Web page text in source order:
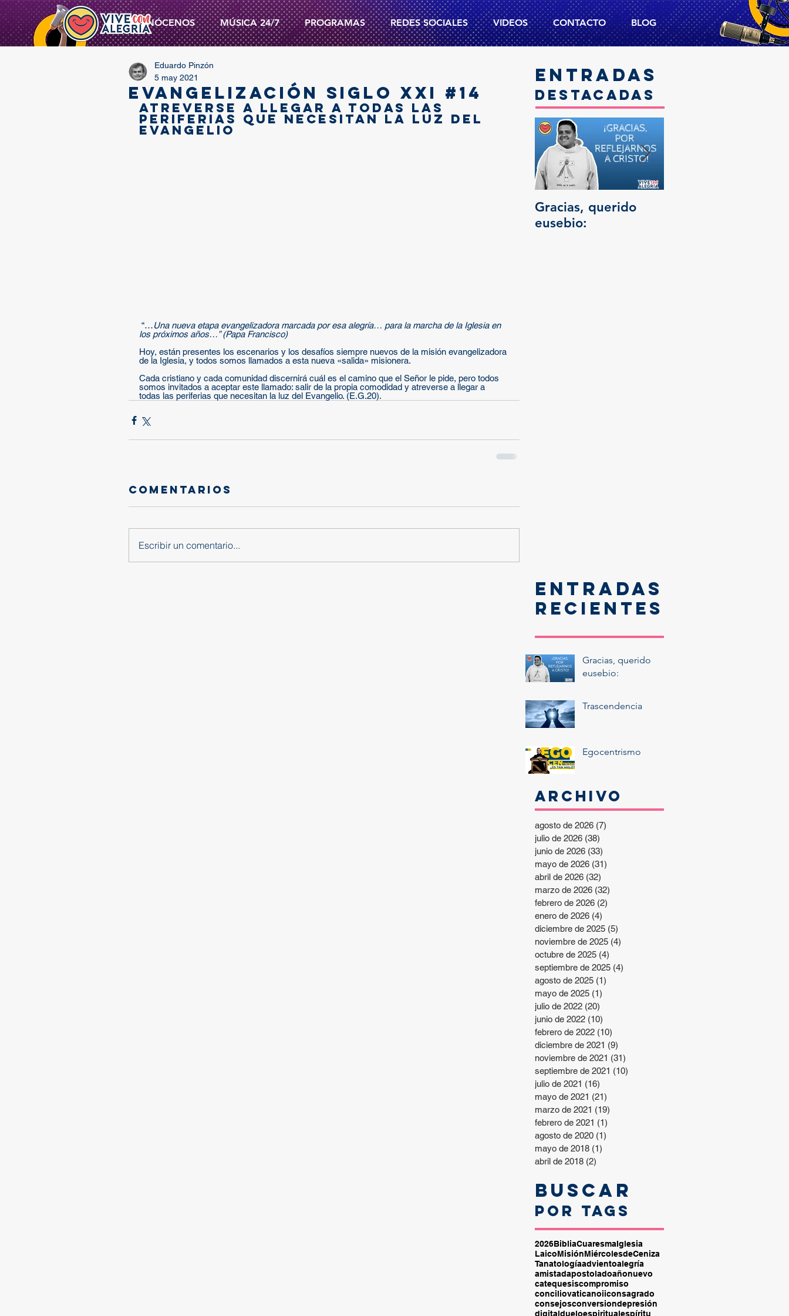
CONÓCENOS MÚSICA 24/7 PROGRAMAS REDES SOCIALES VIDEOS CONTACTO BLOG
EVANGELIZACIÓN SIGLO XXI #14
Eduardo Pinzón
5 may 2021
Atreverse a llegar a todas las
periferias que necesitan la luz del
Evangelio
“…Una nueva etapa evangelizadora marcada por esa alegría… para la marcha de la Iglesia en
los próximos años…” (Papa Francisco)
Hoy, están presentes los escenarios y los desafíos siempre nuevos de la misión evangelizadora
de la Iglesia, y todos somos llamados a esta nueva «salida» misionera.
Cada cristiano y cada comunidad discernirá cuál es el camino que el Señor le pide, pero todos
somos invitados a aceptar este llamado: salir de la propia comodidad y atreverse a llegar a
todas las periferias que necesitan la luz del Evangelio. (E.G.20).
Comentarios
Escribir un comentario...
Entradas
destacadas
Gracias, querido
eusebio:
Entradas
recientes
Gracias, querido
eusebio:
Trascendencia
Egocentrismo
Archivo
agosto de 2026 (7)
julio de 2026 (38)
junio de 2026 (33)
mayo de 2026 (31)
abril de 2026 (32)
marzo de 2026 (32)
febrero de 2026 (2)
enero de 2026 (4)
diciembre de 2025 (5)
noviembre de 2025 (4)
octubre de 2025 (4)
septiembre de 2025 (4)
agosto de 2025 (1)
mayo de 2025 (1)
julio de 2022 (20)
junio de 2022 (10)
febrero de 2022 (10)
diciembre de 2021 (9)
noviembre de 2021 (31)
septiembre de 2021 (10)
julio de 2021 (16)
mayo de 2021 (21)
marzo de 2021 (19)
febrero de 2021 (1)
agosto de 2020 (1)
mayo de 2018 (1)
abril de 2018 (2)
Buscar
por tags
2026BibliaCuaresmaIglesia
LaicoMisiónMiércolesdeCeniza
Tanatologíaadvientoalegría
amistadapostoladoañonuevo
catequesiscompromiso
conciliovaticanoiiconsagrado
consejosconversiondepresión
digitaldueloespiritualespíritu